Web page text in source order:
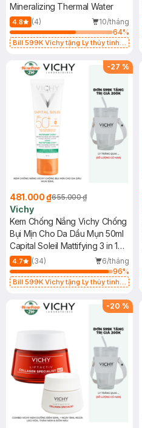
150ml
Mineralizing Thermal Water
4.8 (4)
10/tháng
64%
Bill 599K Vichy tặng Ly thủy tinh
-27 %
481.000 ₫655.000 ₫
Vichy
Kem Chống Nắng Vichy Chống
Bụi Mịn Cho Da Dầu Mụn 50ml
Capital Soleil Mattifying 3 in 1
SPF50+
4.7 (34)
6/tháng
96%
Bill 599K Vichy tặng Ly thủy tinh
-20 %